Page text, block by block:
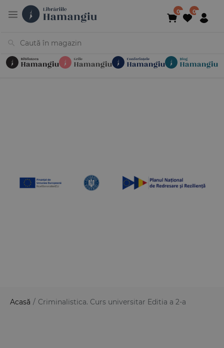
Acasă / Criminalistica. Curs universitar Editia a 2-a